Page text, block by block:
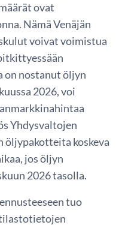
ovat
Nämä Venäjän
voivat voimistua
on nostanut öljyn
2026, voi
Yhdysvaltojen
öljypakotteita koskeva
jos öljyn
2026 tasolla.
tuo